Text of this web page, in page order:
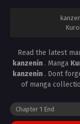
Read the latest
kanzenin . Manga
kanzenin . Dont
of manga